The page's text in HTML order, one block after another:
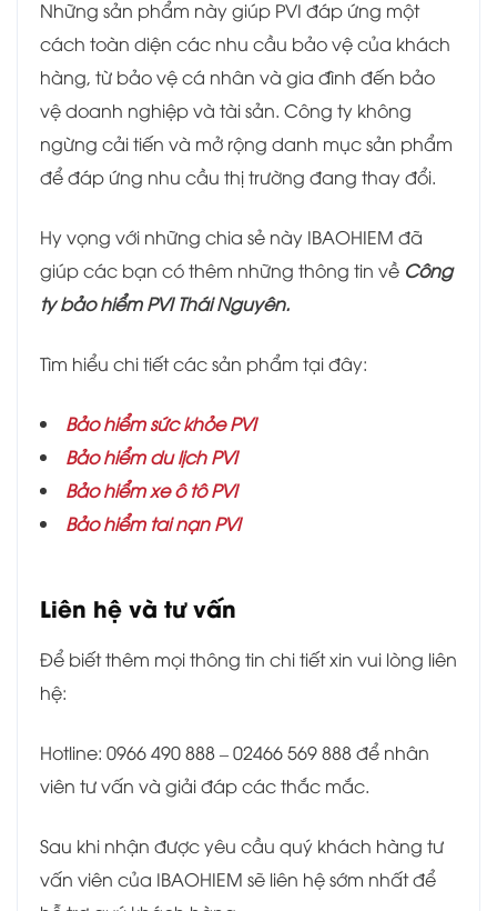
Những sản phẩm này giúp PVI đáp ứng một
cách toàn diện các nhu cầu bảo vệ của khách
hàng, từ bảo vệ cá nhân và gia đình đến bảo
vệ doanh nghiệp và tài sản. Công ty không
ngừng cải tiến và mở rộng danh mục sản phẩm
để đáp ứng nhu cầu thị trường đang thay đổi.
Hy vọng với những chia sẻ này IBAOHIEM đã
giúp các bạn có thêm những thông tin về Công
ty bảo hiểm PVI Thái Nguyên.
Tìm hiểu chi tiết các sản phẩm tại đây:
Bảo hiểm sức khỏe PVI
Bảo hiểm du lịch PVI
Bảo hiểm xe ô tô PVI
Bảo hiểm tai nạn PVI
Liên hệ và tư vấn
Để biết thêm mọi thông tin chi tiết xin vui lòng liên
hệ:
Hotline: 0966 490 888 – 02466 569 888 để nhân
viên tư vấn và giải đáp các thắc mắc.
Sau khi nhận được yêu cầu quý khách hàng tư
vấn viên của IBAOHIEM sẽ liên hệ sớm nhất để